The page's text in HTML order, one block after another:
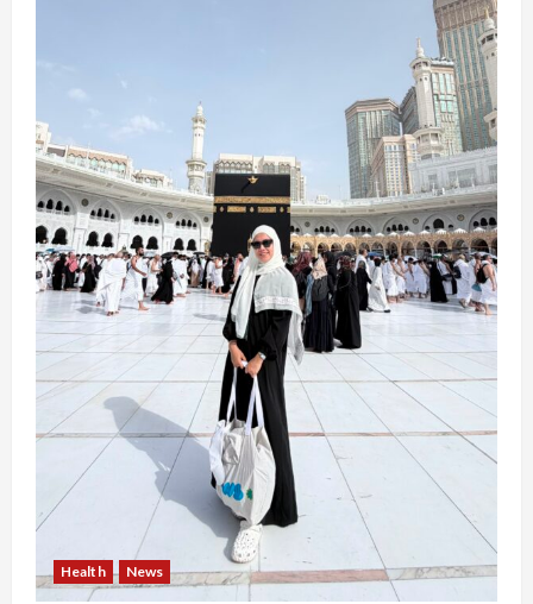
Health News